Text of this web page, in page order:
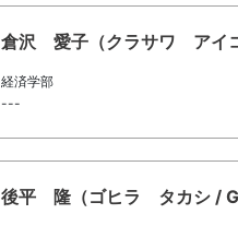
倉沢 愛子（クラサワ アイ
経済学部
---
後平 隆（ゴヒラ タカシ /